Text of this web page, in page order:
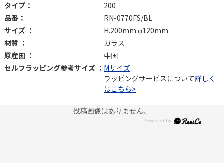
タイプ：
200
品番：
RN-0770FS/BL
サイズ ：
H.200mm φ120mm
材質 ：
ガラス
原産国 ：
中国
セルフラッピング参考サイズ ： Mサイズ
ラッピングサービスについて詳しく
はこちら>
投稿画像はありません。